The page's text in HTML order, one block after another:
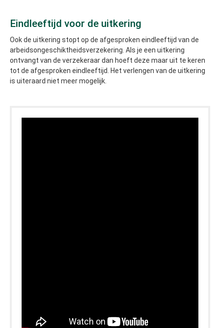
Eindleeftijd voor de uitkering
Ook de uitkering stopt op de afgesproken eindleeftijd van de
arbeidsongeschiktheidsverzekering. Als je een uitkering
ontvangt van de verzekeraar dan hoeft deze maar uit te keren
tot de afgesproken eindleeftijd. Het verlengen van de uitkering
is uiteraard niet meer mogelijk.